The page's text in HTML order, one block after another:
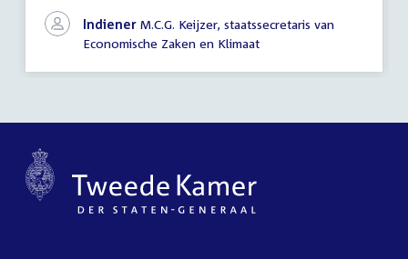
Indiener M.C.G. Keijzer, staatssecretaris van
Economische Zaken en Klimaat